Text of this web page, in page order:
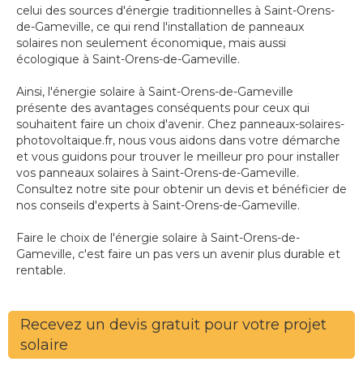
celui des sources d'énergie traditionnelles à Saint-Orens-
de-Gameville, ce qui rend l'installation de panneaux
solaires non seulement économique, mais aussi
écologique à Saint-Orens-de-Gameville.
Ainsi, l'énergie solaire à Saint-Orens-de-Gameville
présente des avantages conséquents pour ceux qui
souhaitent faire un choix d'avenir. Chez panneaux-solaires-
photovoltaique.fr, nous vous aidons dans votre démarche
et vous guidons pour trouver le meilleur pro pour installer
vos panneaux solaires à Saint-Orens-de-Gameville.
Consultez notre site pour obtenir un devis et bénéficier de
nos conseils d'experts à Saint-Orens-de-Gameville.
Faire le choix de l'énergie solaire à Saint-Orens-de-
Gameville, c'est faire un pas vers un avenir plus durable et
rentable.
Recevez un devis gratuit pour votre projet
solaire